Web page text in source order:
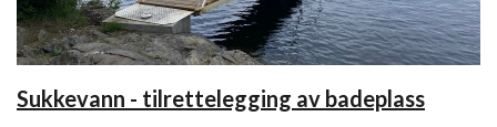
Sukkevann - tilrettelegging av badeplass